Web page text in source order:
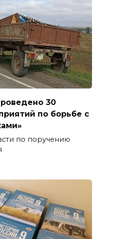
30
по борьбе с
по поручению